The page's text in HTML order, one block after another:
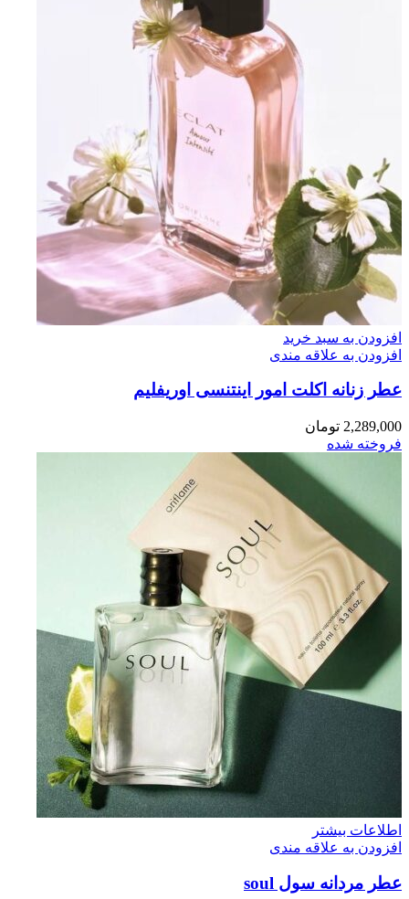
افزودن به سبد خرید
افزودن به علاقه مندی
عطر زنانه اکلت امور اینتنسی اوریفلیم
2,289,000 تومان
فروخته شده
اطلاعات بیشتر
افزودن به علاقه مندی
عطر مردانه سول soul